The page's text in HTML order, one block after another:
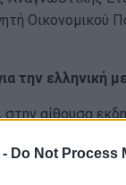
Do Not Process
Οικονομικού
την ελληνική
, στην αίθουσα
κανάλι της